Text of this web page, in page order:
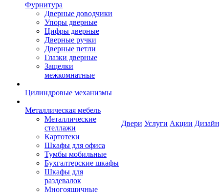
Фурнитура
Дверные доводчики
Упоры дверные
Цифры дверные
Дверные ручки
Дверные петли
Глазки дверные
Защелки
межкомнатные
Цилиндровые механизмы
Металлическая мебель
Металлические
стеллажи
Картотеки
Шкафы для офиса
Тумбы мобильные
Бухгалтерские шкафы
Шкафы для
раздевалок
Многоящичные
Двери Услуги Акции